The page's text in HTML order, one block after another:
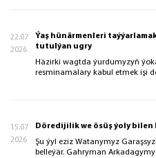
22.07
2026
Ýaş hünärmenleri
tutulýan ugry
Häzirki wagtda ýurdumyzyň
resminamalary kabul etmek işi
15.07
2026
Döredijilik we ösüş ýoly
Şu ýyl eziz Watanymyz
belleýär. Gahryman